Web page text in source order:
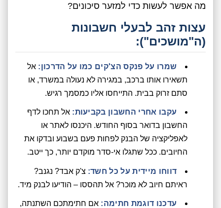
מה אפשר לעשות כדי למזער סיכונים?
עצות זהב לבעלי חשבונות
(ה"מושכים"):
שמרו על פנקס הצ'קים כמו על הדרכון: אל
תשאירו אותו ברכב, במגירה לא נעולה במשרד, או
סתם זרוק בבית. התייחסו אליו כמסמך רגיש.
עקבו אחרי החשבון בקביעות: אל תחכו לדף
החשבון בדואר בסוף החודש. היכנסו לאתר או
לאפליקציה של הבנק לפחות פעם בשבוע ובדקו את
החיובים. ככל שתגלו אי-סדר מוקדם יותר, כך ייטב.
דווחו מיידית על כל חשד: צ'ק אבד? נגנב?
ראיתם חיוב לא מוכר? אל תהססו – הודיעו לבנק מיד.
עדכנו דוגמת חתימה: אם חתימתכם השתנתה,